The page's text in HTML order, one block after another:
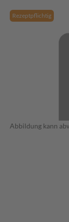
Rezeptpflichtig
Abbildung kann